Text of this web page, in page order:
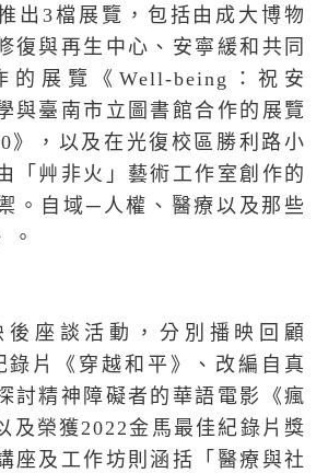
出3檔展覽，包括由成大博物
復與再生中心、安寧緩和共同
的展覽《 Well-being
：祝安
與臺南市立圖書館合作的展覽
》，以及在光復校區勝利路小
「艸非火」藝術工作室創作的
。自域─人權、醫療以及那些
。
後座談活動，分別播映回顧
錄片《穿越和平》、改編自真
討精神障礙者的華語電影《瘋
及榮獲2022金馬最佳紀錄片獎
座及工作坊則涵括「醫療與社